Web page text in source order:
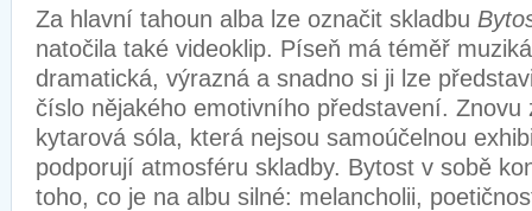
Za hlavní tahoun alba lze označit skladbu
natočila také videoklip. Píseň má téměř
dramatická, výrazná a snadno si ji lze
číslo nějakého emotivního představení. Znovu
kytarová sóla, která nejsou samoúčelnou
podporují atmosféru skladby. Bytost v sobě
toho, co je na albu silné: melancholii,